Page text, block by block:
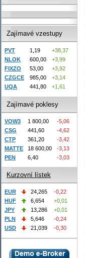
Zajímavé vzestupy
PVT 1,19
+38,37
NLOK
600,00
+3,99
FIXZO
53,00
+3,92
CZGCE
985,00
+3,14
UQA
441,80 +1,61
Zajímavé poklesy
VOW3 1 800,00
-5,06
CSG
441,60
-4,62
CTP
361,20
-3,42
MATTE
18 600,00
-3,13
PEN
6,40 -3,03
Kurzovní lístek
EUR 24,265
-0,22
HUF
6,654
+0,01
JPY
13,286
+0,01
PLN
5,646
-0,24
USD
21,039 -0,30